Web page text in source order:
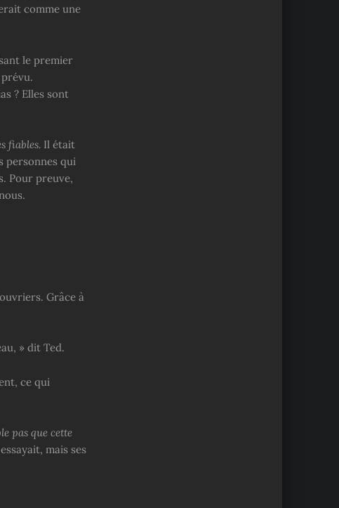
comme une
le premier
? Elles sont
fiables. Il était
personnes qui
Pour preuve,
Grâce à
» dit Ted.
ce qui
pas que cette
mais ses